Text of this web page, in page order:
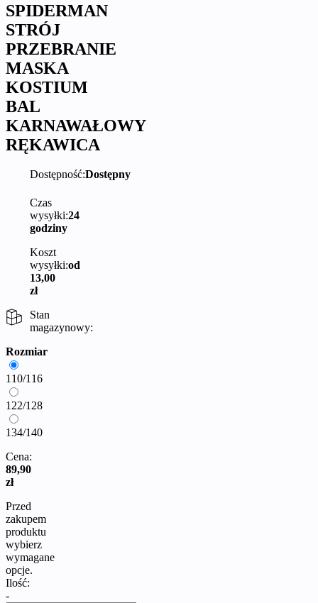
SPIDERMAN
STRÓJ
PRZEBRANIE
MASKA
KOSTIUM
BAL
KARNAWAŁOWY
RĘKAWICA
Dostępność:Dostępny
Czas
wysyłki:24
godziny
Koszt
wysyłki:od
13,00
zł
Stan
magazynowy:
Rozmiar
110/116
122/128
134/140
Cena:
89,90
zł
Przed
zakupem
produktu
wybierz
wymagane
opcje.
Ilość:
-